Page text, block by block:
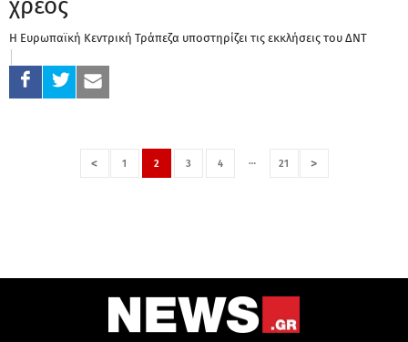
χρέος
Η Ευρωπαϊκή Κεντρική Τράπεζα υποστηρίζει τις εκκλήσεις του ΔΝΤ
< 1 2 3 4 … 21 >